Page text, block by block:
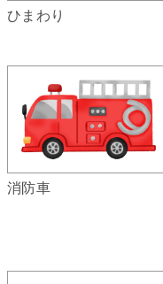
ひまわり
消防車